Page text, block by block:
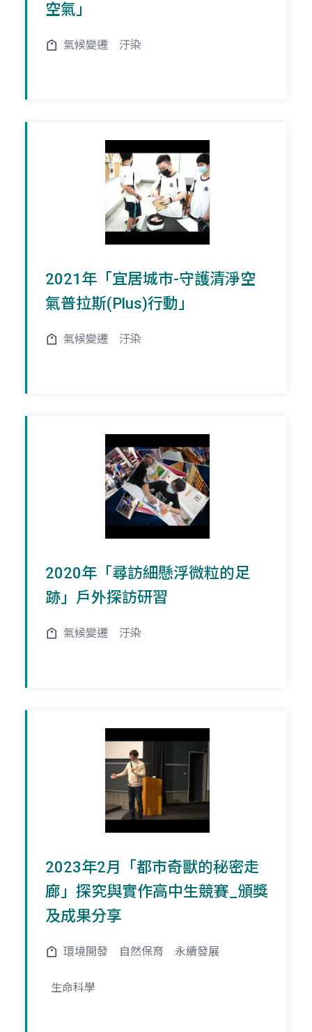
空氣」
氣候變遷 汙染
2021年「宜居城市-守護清淨空
氣普拉斯(Plus)行動」
氣候變遷 汙染
2020年「尋訪細懸浮微粒的足
跡」戶外探訪研習
氣候變遷 汙染
2023年2月「都市奇獸的秘密走
廊」探究與實作高中生競賽_頒獎
及成果分享
環境開發 自然保育 永續發展
生命科學